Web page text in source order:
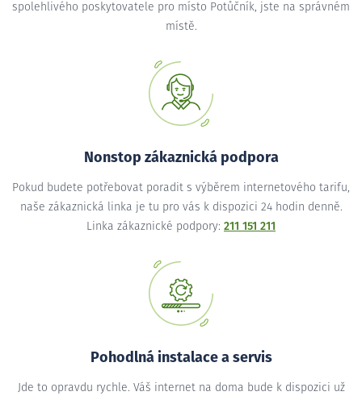
spolehlivého poskytovatele pro místo Potůčník, jste na správném
místě.
Nonstop zákaznická podpora
Pokud budete potřebovat poradit s výběrem internetového tarifu,
naše zákaznická linka je tu pro vás k dispozici 24 hodin denně.
Linka zákaznické podpory: 211 151 211
Pohodlná instalace a servis
Jde to opravdu rychle. Váš internet na doma bude k dispozici už